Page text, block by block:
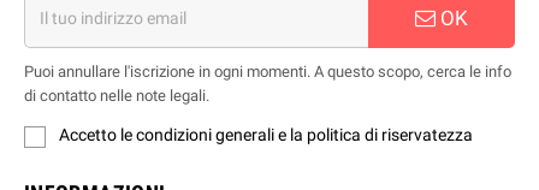
OK
Puoi annullare l'iscrizione in ogni momenti. A questo scopo, cerca le info
di contatto nelle note legali.
Accetto le condizioni generali e la politica di riservatezza